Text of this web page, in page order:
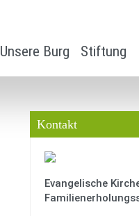
Unsere Burg Stiftung
Kontakt
Evangelische